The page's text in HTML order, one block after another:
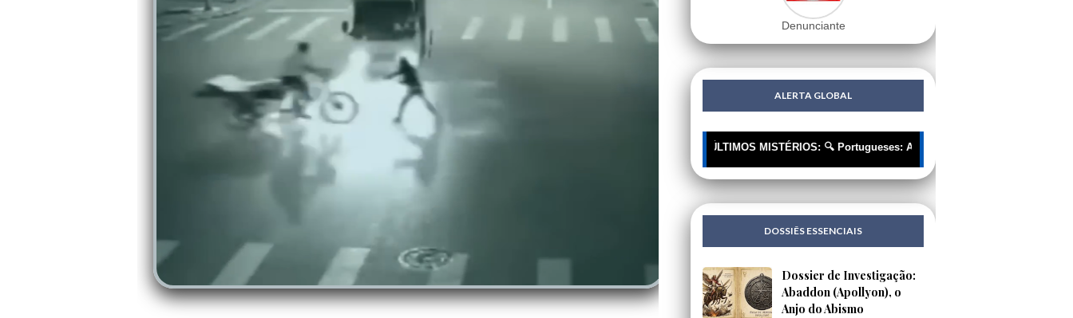
Denunciante
ALERTA GLOBAL
🔥 ÚLTIMOS MISTÉRIOS: 🔍 Portugueses: A Corrente Invisível que nos Está a
DOSSIÊS ESSENCIAIS
Dossier de Investigação:
Abaddon (Apollyon), o
Anjo do Abismo